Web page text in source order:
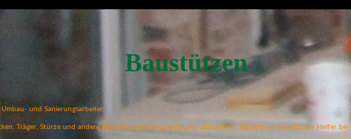
Baustützen
und Sanierungsarbeiten
Träger, Stürze und andere Bauteile zuverlässig abstützen und sichern. Sie sind unverzichtbare Helfer